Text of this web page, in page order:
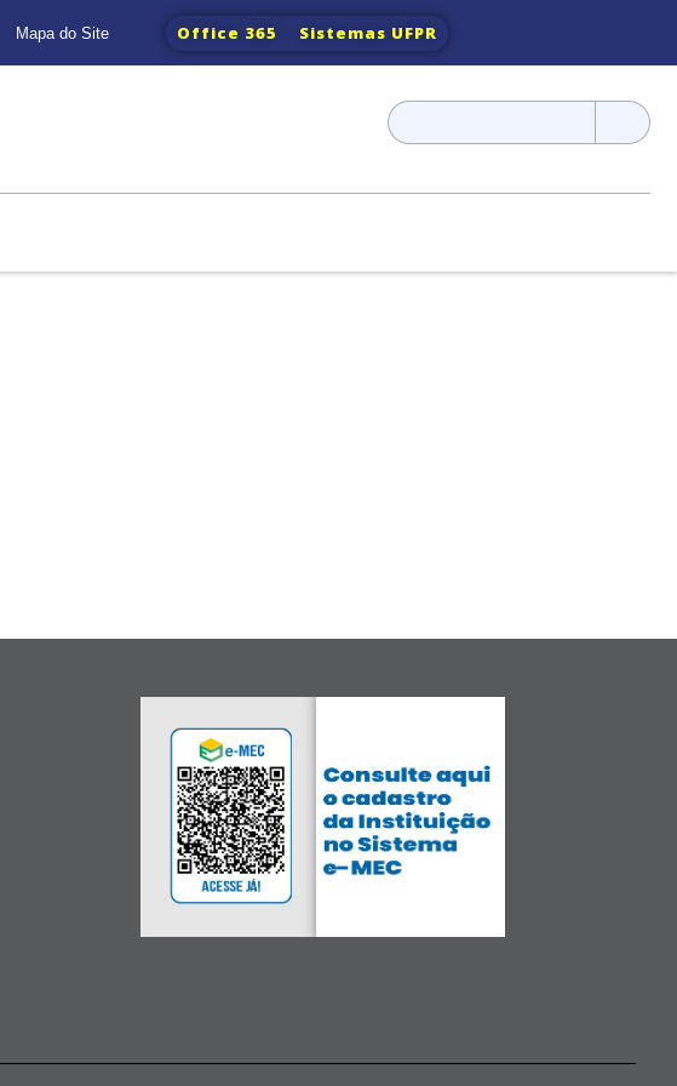
Mapa do Site Office 365 Sistemas UFPR
Pesquisar
por: